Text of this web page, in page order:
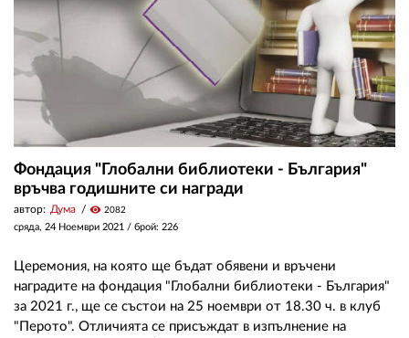
Фондация "Глобални библиотеки - България"
връчва годишните си награди
автор: Дума visibility 2082
сряда, 24 Ноември 2021 / брой: 226
Церемония, на която ще бъдат обявени и връчени
наградите на фондация "Глобални библиотеки - България"
за 2021 г., ще се състои на 25 ноември от 18.30 ч. в клуб
"Перото". Отличията се присъждат в изпълнение на